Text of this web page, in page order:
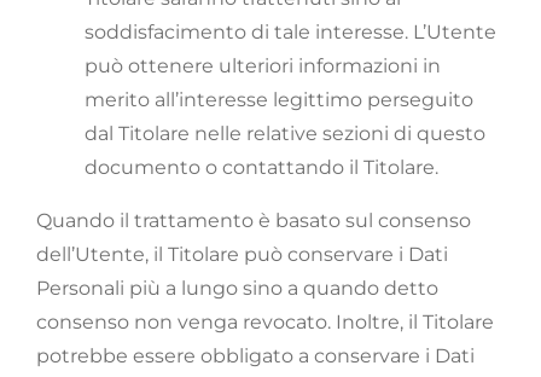
soddisfacimento di tale interesse. L’Utente
può ottenere ulteriori informazioni in
merito all’interesse legittimo perseguito
dal Titolare nelle relative sezioni di questo
documento o contattando il Titolare.
Quando il trattamento è basato sul consenso
dell’Utente, il Titolare può conservare i Dati
Personali più a lungo sino a quando detto
consenso non venga revocato. Inoltre, il Titolare
potrebbe essere obbligato a conservare i Dati